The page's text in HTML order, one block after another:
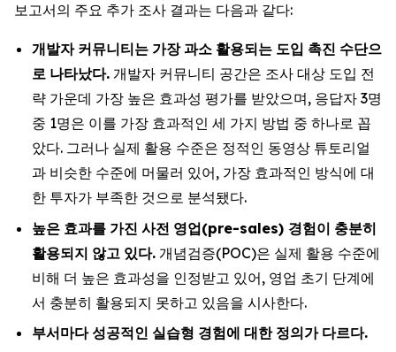
보고서의 주요 추가 조사 결과는 다음과 같다:
개발자 커뮤니티는 가장 과소 활용되는 도입 촉진 수단으
로 나타났다. 개발자 커뮤니티 공간은 조사 대상 도입 전
략 가운데 가장 높은 효과성 평가를 받았으며, 응답자 3명
중 1명은 이를 가장 효과적인 세 가지 방법 중 하나로 꼽
았다. 그러나 실제 활용 수준은 정적인 동영상 튜토리얼
과 비슷한 수준에 머물러 있어, 가장 효과적인 방식에 대
한 투자가 부족한 것으로 분석됐다.
높은 효과를 가진 사전 영업(pre-sales) 경험이 충분히
활용되지 않고 있다. 개념검증(POC)은 실제 활용 수준에
비해 더 높은 효과성을 인정받고 있어, 영업 초기 단계에
서 충분히 활용되지 못하고 있음을 시사한다.
부서마다 성공적인 실습형 경험에 대한 정의가 다르다.